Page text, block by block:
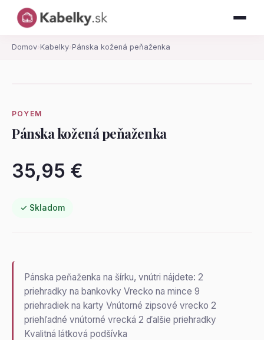
Domov› Kabelky› Pánska kožená peňaženka
POYEM
Pánska kožená peňaženka
35,95 €
✓ Skladom
Pánska peňaženka na šírku, vnútri nájdete: 2
priehradky na bankovky Vrecko na mince 9
priehradiek na karty Vnútorné zipsové vrecko 2
priehľadné vnútorné vrecká 2 ďalšie priehradky
Kvalitná látková podšívka